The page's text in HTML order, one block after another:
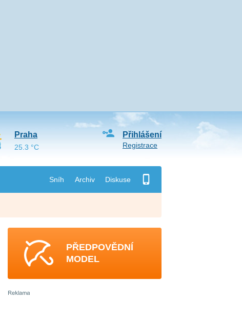
Sníh Archiv Diskuse
Přihlášení
Registrace
Praha
25.3 °C
PŘEDPOVĚDNÍ
MODEL